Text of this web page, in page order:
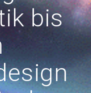
bis